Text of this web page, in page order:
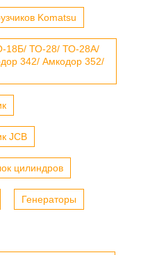
Komatsu
18Б/ ТО-28/ ТО-28А/
342/ Амкодор 352/
JCB
цилиндров
Генераторы